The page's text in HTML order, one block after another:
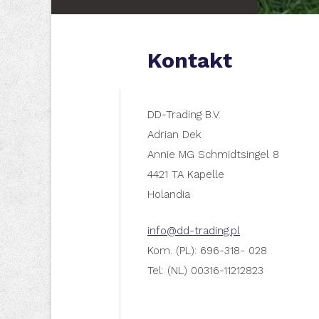
Kontakt
DD-Trading B.V.
Adrian Dek
Annie MG Schmidtsingel 8
4421 TA Kapelle
Holandia
info@dd-trading.pl
Kom. (PL): 696-318- 028
Tel: (NL) 00316-11212823